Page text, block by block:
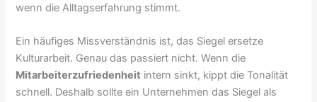
wenn die Alltagserfahrung stimmt.
Ein häufiges Missverständnis ist, das Siegel ersetze
Kulturarbeit. Genau das passiert nicht. Wenn die
Mitarbeiterzufriedenheit intern sinkt, kippt die Tonalität
schnell. Deshalb sollte ein Unternehmen das Siegel als